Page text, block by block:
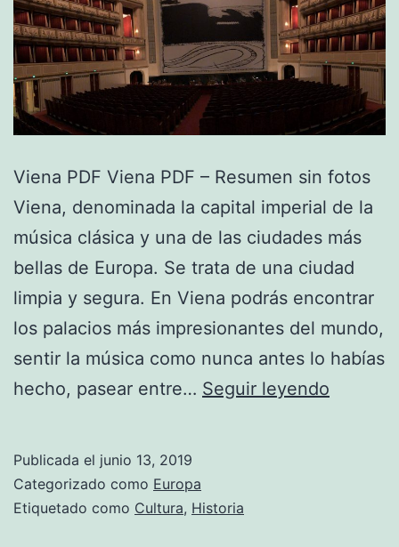
Viena PDF Viena PDF – Resumen sin fotos
Viena, denominada la capital imperial de la
música clásica y una de las ciudades más
bellas de Europa. Se trata de una ciudad
limpia y segura. En Viena podrás encontrar
los palacios más impresionantes del mundo,
sentir la música como nunca antes lo habías
hecho, pasear entre… Seguir leyendo
Publicada el junio 13, 2019
Categorizado como Europa
Etiquetado como Cultura, Historia